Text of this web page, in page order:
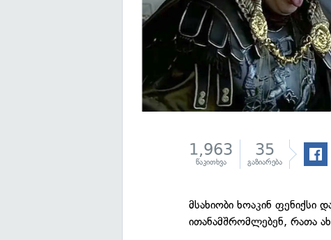
1,963
წაკითხვა
35
გაზიარება
მსახიობი ხოაკინ
ითანამშრომლებენ, რათა